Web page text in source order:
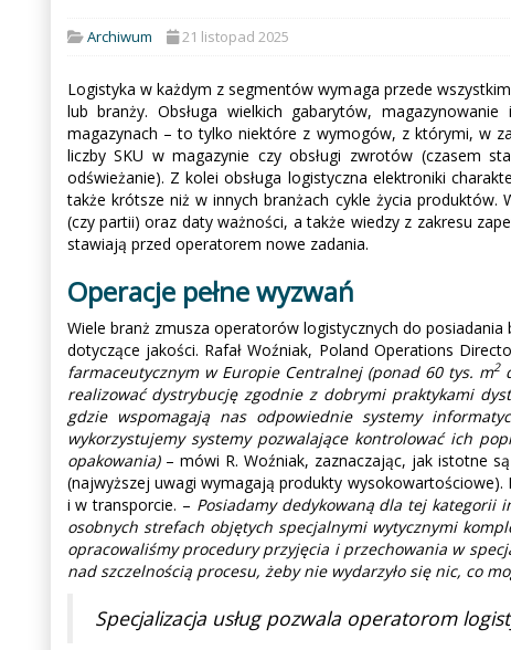
Archiwum 21 listopad 2025
Logistyka w każdym z segmentów wymaga przede
lub branży. Obsługa wielkich gabarytów,
magazynach – to tylko niektóre z wymogów, z którymi, w
liczby SKU w magazynie czy obsługi zwrotów (czasem
odświeżanie). Z kolei obsługa logistyczna elektroniki
także krótsze niż w innych branżach cykle życia
(czy partii) oraz daty ważności, a także wiedzy z zakresu
stawiają przed operatorem nowe zadania.
Operacje pełne wyzwań
Wiele branż zmusza operatorów logistycznych do
dotyczące jakości. Rafał Woźniak, Poland Operations
farmaceutycznym w Europie Centralnej (ponad 60 tys. m2
realizować dystrybucję zgodnie z dobrymi praktykami
gdzie wspomagają nas odpowiednie systemy
wykorzystujemy systemy pozwalające kontrolować ich
opakowania)– mówi R. Woźniak, zaznaczając, jak istotne
(najwyższej uwagi wymagają produkty
i w transporcie. – Posiadamy dedykowaną dla tej kategorii
osobnych strefach objętych specjalnymi wytycznymi
opracowaliśmy procedury przyjęcia i przechowania w
nad szczelnością procesu, żeby nie wydarzyło się nic, co
Specjalizacja usług pozwala operatorom